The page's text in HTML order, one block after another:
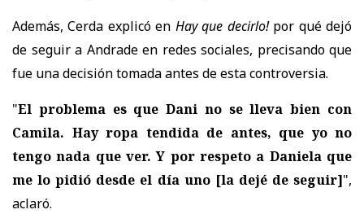
Además, Cerda explicó en Hay que decirlo!por qué dejó
de seguir a Andrade en redes sociales, precisando que
fue una decisión tomada antes de esta controversia.
"El problema es que Dani no se lleva bien con
Camila. Hay ropa tendida de antes, que yo no
tengo nada que ver. Y por respeto a Daniela que
me lo pidió desde el día uno [la dejé de seguir]",
aclaró.